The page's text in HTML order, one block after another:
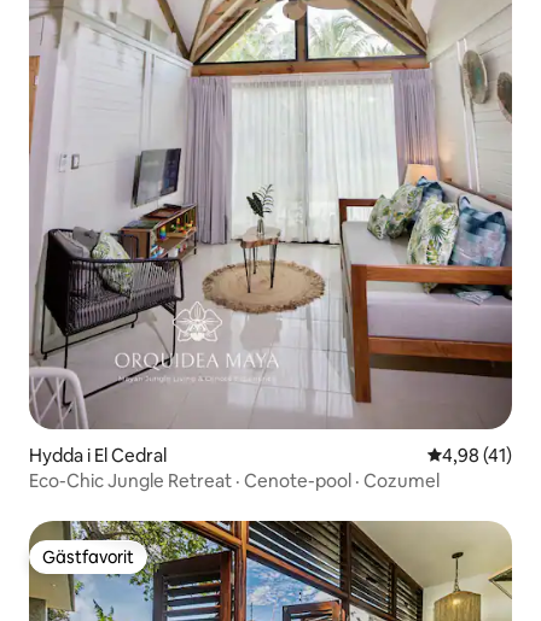
Hydda i El Cedral 4,98 av 5 i
4,98 (41)
Eco-Chic Jungle Retreat · Cenote-pool · Cozumel
Gästfavorit
Gästfavorit